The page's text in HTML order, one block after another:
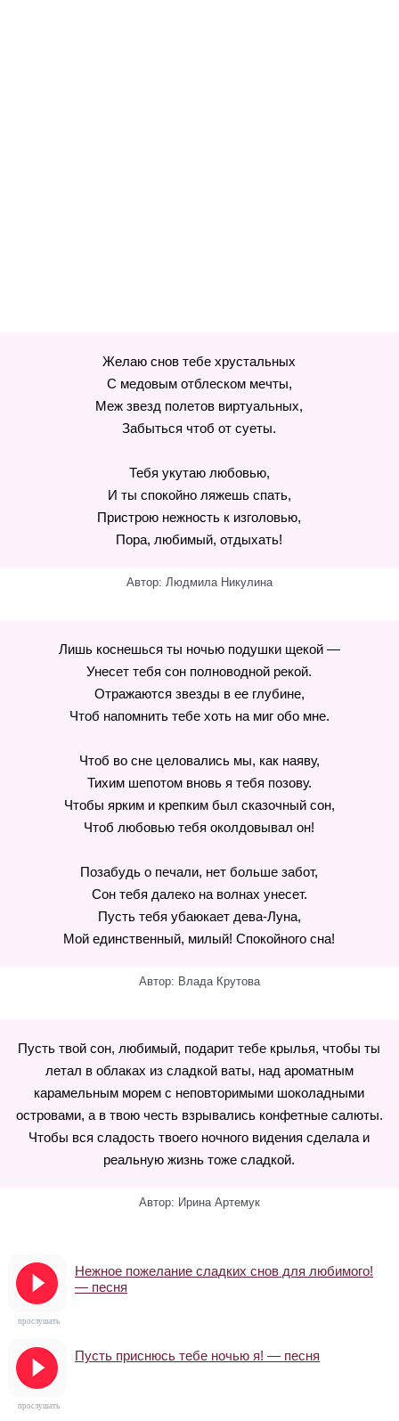
Желаю снов тебе хрустальных
С медовым отблеском мечты,
Меж звезд полетов виртуальных,
Забыться чтоб от суеты.
Тебя укутаю любовью,
И ты спокойно ляжешь спать,
Пристрою нежность к изголовью,
Пора, любимый, отдыхать!
Автор: Людмила Никулина
Лишь коснешься ты ночью подушки щекой —
Унесет тебя сон полноводной рекой.
Отражаются звезды в ее глубине,
Чтоб напомнить тебе хоть на миг обо мне.
Чтоб во сне целовались мы, как наяву,
Тихим шепотом вновь я тебя позову.
Чтобы ярким и крепким был сказочный сон,
Чтоб любовью тебя околдовывал он!
Позабудь о печали, нет больше забот,
Сон тебя далеко на волнах унесет.
Пусть тебя убаюкает дева-Луна,
Мой единственный, милый! Спокойного сна!
Автор: Влада Крутова
Пусть твой сон, любимый, подарит тебе крылья, чтобы ты
летал в облаках из сладкой ваты, над ароматным
карамельным морем с неповторимыми шоколадными
островами, а в твою честь взрывались конфетные салюты.
Чтобы вся сладость твоего ночного видения сделала и
реальную жизнь тоже сладкой.
Автор: Ирина Артемук
Нежное пожелание сладких снов для любимого!
— песня
прослушать
Пусть приснюсь тебе ночью я! — песня
прослушать